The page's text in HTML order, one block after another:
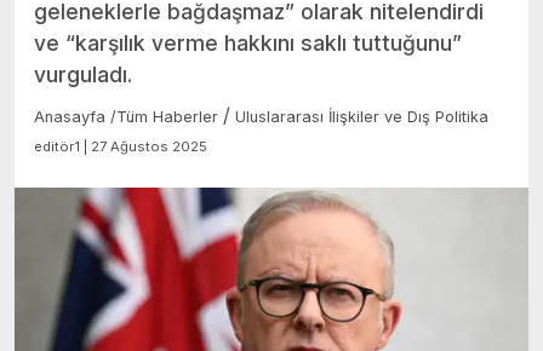
geleneklerle bağdaşmaz” olarak nitelendirdi
ve “karşılık verme hakkını saklı tuttuğunu”
vurguladı.
Anasayfa /Tüm Haberler / Uluslararası İlişkiler ve Dış Politika
editör1 | 27 Ağustos 2025